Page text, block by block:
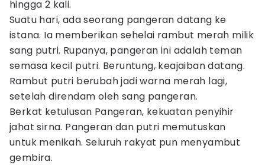
hingga 2 kali.
Suatu hari, ada seorang pangeran datang ke
istana. Ia memberikan sehelai rambut merah milik
sang putri. Rupanya, pangeran ini adalah teman
semasa kecil putri. Beruntung, keajaiban datang.
Rambut putri berubah jadi warna merah lagi,
setelah direndam oleh sang pangeran.
Berkat ketulusan Pangeran, kekuatan penyihir
jahat sirna. Pangeran dan putri memutuskan
untuk menikah. Seluruh rakyat pun menyambut
gembira.